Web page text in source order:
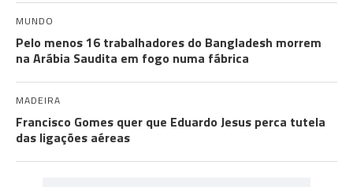
MUNDO
Pelo menos 16 trabalhadores do Bangladesh morrem
na Arábia Saudita em fogo numa fábrica
MADEIRA
Francisco Gomes quer que Eduardo Jesus perca tutela
das ligações aéreas